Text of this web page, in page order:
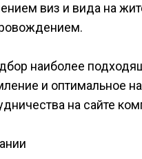
виз и вида на
наиболее
и оптимальное
на сайте